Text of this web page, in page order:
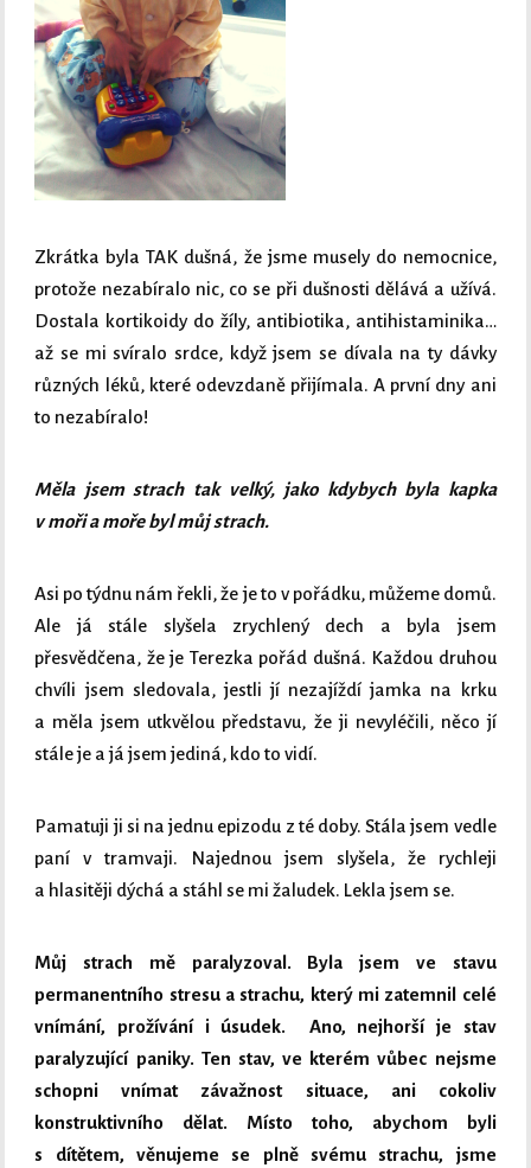
Zkrátka byla TAK dušná, že jsme musely do nemocnice,
protože nezabíralo nic, co se při dušnosti dělává a užívá.
Dostala kortikoidy do žíly, antibiotika, antihistaminika…
až se mi svíralo srdce, když jsem se dívala na ty dávky
různých léků, které odevzdaně přijímala. A první dny ani
to nezabíralo!
Měla jsem strach tak velký, jako kdybych byla kapka
v moři a moře byl můj strach.
Asi po týdnu nám řekli, že je to v pořádku, můžeme domů.
Ale já stále slyšela zrychlený dech a byla jsem
přesvědčena, že je Terezka pořád dušná. Každou druhou
chvíli jsem sledovala, jestli jí nezajíždí jamka na krku
a měla jsem utkvělou představu, že ji nevyléčili, něco jí
stále je a já jsem jediná, kdo to vidí.
Pamatuji ji si na jednu epizodu z té doby. Stála jsem vedle
paní v tramvaji. Najednou jsem slyšela, že rychleji
a hlasitěji dýchá a stáhl se mi žaludek. Lekla jsem se.
Můj strach mě paralyzoval. Byla jsem ve stavu
permanentního stresu a strachu, který mi zatemnil celé
vnímání, prožívání i úsudek. Ano, nejhorší je stav
paralyzující paniky. Ten stav, ve kterém vůbec nejsme
schopni vnímat závažnost situace, ani cokoliv
konstruktivního dělat. Místo toho, abychom byli
s dítětem, věnujeme se plně svému strachu, jsme